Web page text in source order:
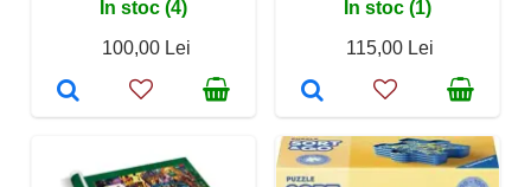
În stoc (4)
100,00 Lei
În stoc (1)
115,00 Lei